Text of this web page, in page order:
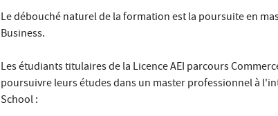
Le débouché naturel de la formation est la poursuite en
Business.
Les étudiants titulaires de la Licence AEI parcours
poursuivre leurs études dans un master professionnel à
School :